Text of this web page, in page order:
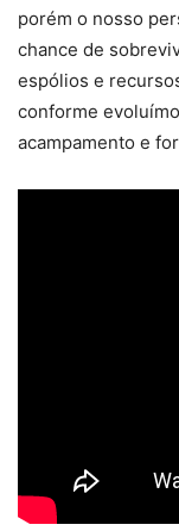
porém o nosso
chance de
espólios e
conforme
acampamento e